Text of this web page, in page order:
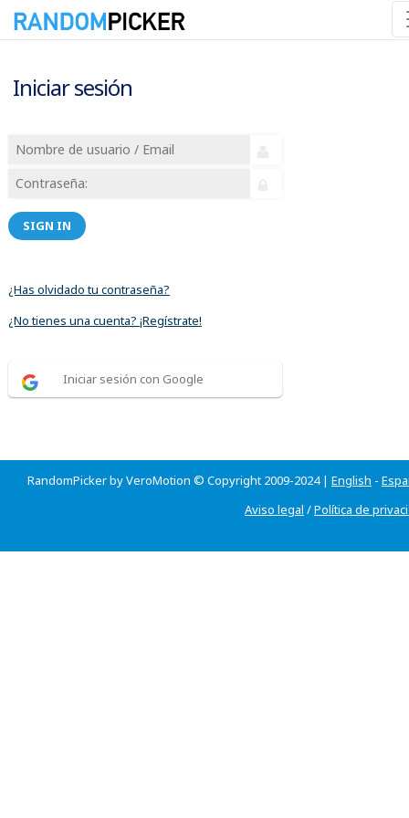
Iniciar sesión
SIGN IN
¿Has olvidado tu contraseña?
¿No tienes una cuenta? ¡Regístrate!
Iniciar sesión con Google
RandomPicker by VeroMotion © Copyright 2009-2024 | English -
Aviso legal /Política de